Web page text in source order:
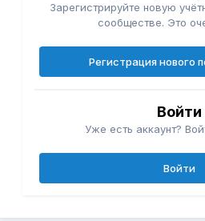
Зарегистрируйте новую
сообществе. Это
Регистрация нового
Войти
Уже есть аккаунт?
Войти